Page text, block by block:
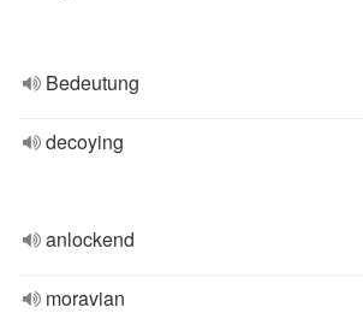
Bedeutung
decoying
anlockend
moravian